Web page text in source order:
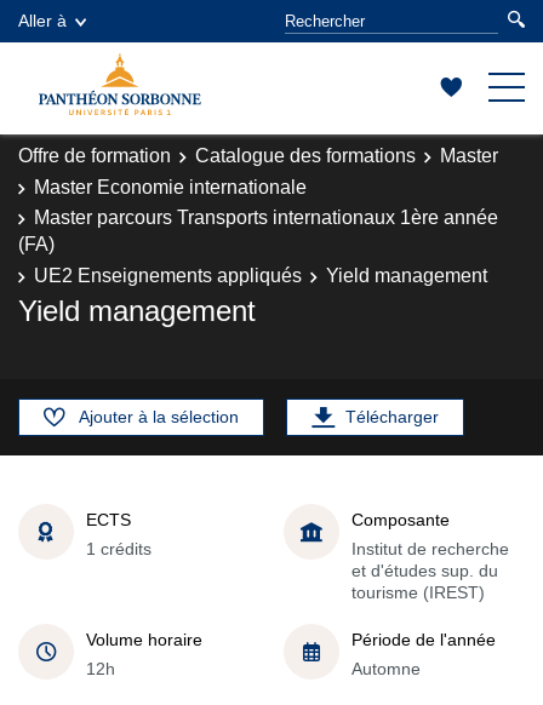
Aller à
Offre de formation Catalogue des formations
Master
Master Economie internationale
Master parcours Transports internationaux 1ère année
(FA)
UE2 Enseignements appliqués
Yield management
Yield management
Ajouter à la sélection Télécharger
ECTS
1 crédits
Composante
Institut de recherche
et d'études sup. du
tourisme (IREST)
Volume horaire
12h
Période de l'année
Automne